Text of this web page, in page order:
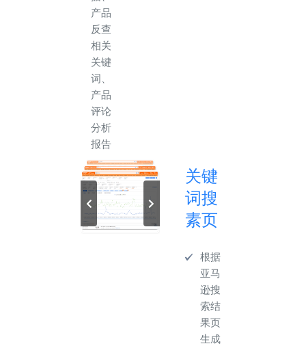
产品
反查
相关
关键
词、
产品
评论
分析
报告
关键
词搜
素页
根据
亚马
逊搜
索结
果页
生成